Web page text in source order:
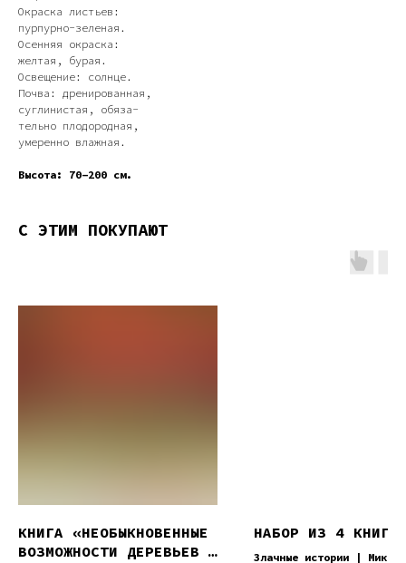
Окраска листьев:
пурпурно-зеленая.
Осенняя окраска:
желтая, бурая.
Освещение: солнце.
Почва: дренированная,
суглинистая, обяза-
тельно плодородная,
умеренно влажная.
Высота: 70-200 см.
С ЭТИМ ПОКУПАЮТ
КНИГА «НЕОБЫКНОВЕННЫЕ
ВОЗМОЖНОСТИ ДЕРЕВЬЕВ И
НАБОР ИЗ 4 КНИГ
Злачные истории |